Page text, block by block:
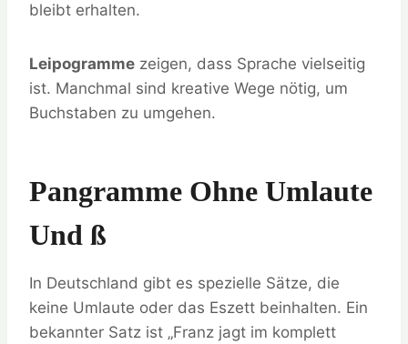
bleibt erhalten.
Leipogramme zeigen, dass Sprache vielseitig
ist. Manchmal sind kreative Wege nötig, um
Buchstaben zu umgehen.
Pangramme Ohne Umlaute
Und SS
In Deutschland gibt es spezielle Sätze, die
keine Umlaute oder das Eszett beinhalten. Ein
bekannter Satz ist „Franz jagt im komplett